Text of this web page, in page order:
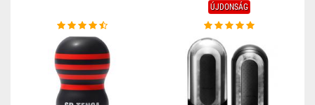
ÚJDONSÁG